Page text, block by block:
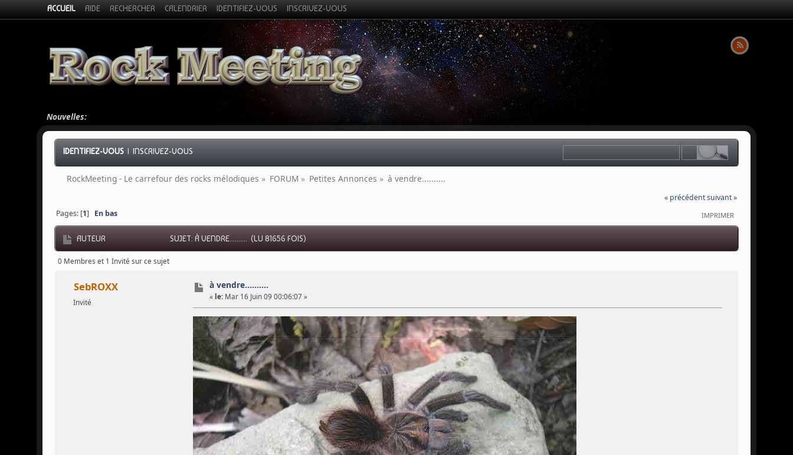
ACCUEIL AIDE RECHERCHER CALENDRIER IDENTIFIEZ-VOUS INSCRIVEZ-VOUS
Nouvelles:
IDENTIFIEZ-VOUS |INSCRIVEZ-VOUS
RockMeeting - Le carrefour des rocks mélodiques » FORUM » Petites Annonces » à vendre..........
« précédentsuivant »
IMPRIMER
Pages: [1] En bas
AUTEUR SUJET: À VENDRE.......... (LU 81656 FOIS)
0 Membres et 1 Invité sur ce sujet
SebROXX
Invité
à vendre..........
« le: Mar 16 Juin 09 00:06:07 »